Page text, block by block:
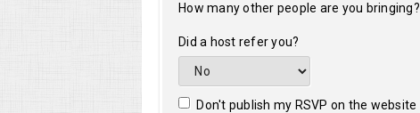
How many other people are you bringing?
Did a host refer you?
Don't publish my RSVP on the website